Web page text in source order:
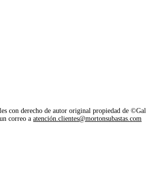
con derecho de autor original propiedad de
correo aatención.clientes@mortonsubastas.com